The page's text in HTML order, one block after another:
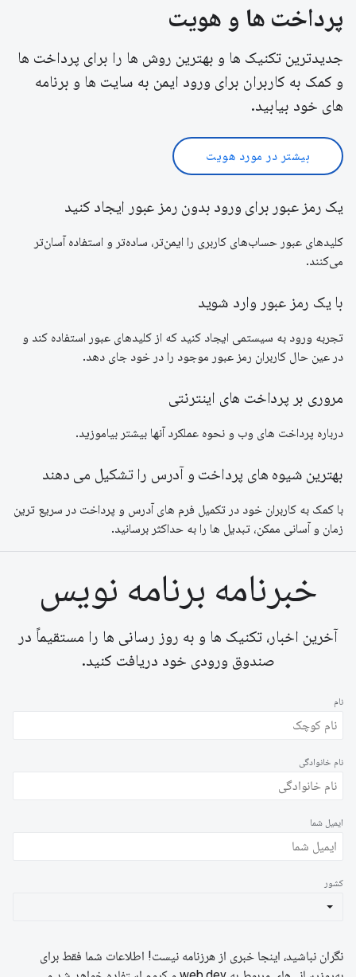
پرداخت ها و هویت
جدیدترین تکنیک ها و بهترین روش ها را برای پرداخت ها
و کمک به کاربران برای ورود ایمن به سایت ها و برنامه
های خود بیابید.
بیشتر در مورد هویت
یک رمز عبور برای ورود بدون رمز عبور ایجاد کنید
کلیدهای عبور حساب‌های کاربری را ایمن‌تر، ساده‌تر و استفاده آسان‌تر
می‌کنند.
با یک رمز عبور وارد شوید
تجربه ورود به سیستمی ایجاد کنید که از کلیدهای عبور استفاده کند و
در عین حال کاربران رمز عبور موجود را در خود جای دهد.
مروری بر پرداخت های اینترنتی
درباره پرداخت های وب و نحوه عملکرد آنها بیشتر بیاموزید.
بهترین شیوه های پرداخت و آدرس را تشکیل می دهند
با کمک به کاربران خود در تکمیل فرم های آدرس و پرداخت در سریع ترین
زمان و آسانی ممکن، تبدیل ها را به حداکثر برسانید.
خبرنامه برنامه نویس
آخرین اخبار، تکنیک ها و به روز رسانی ها را مستقیماً در
صندوق ورودی خود دریافت کنید.